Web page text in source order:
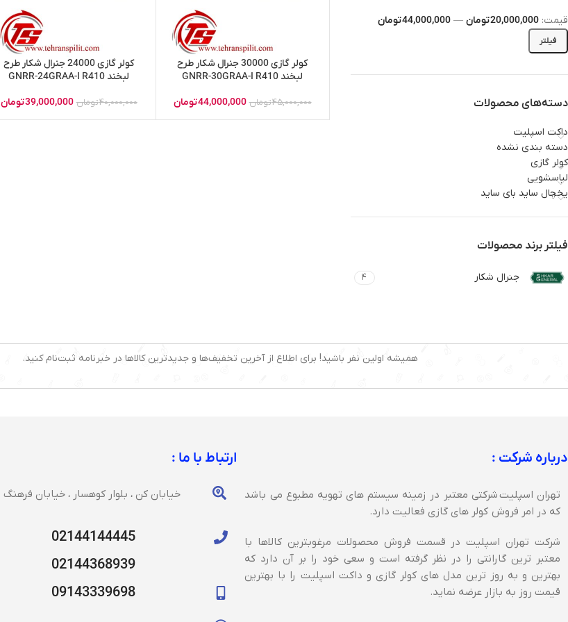
فیلتر
قیمت: 20,000,000 تومان — 44,000,000 تومان
دسته‌های محصولات
داکت اسپلیت
دسته بندی نشده
کولر گازی
لباسشویی‌
یخچال ساید بای ساید
فیلتر برند محصولات
جنرال شکار 4
کولر گازی 30000 جنرال شکار طرح
لبخند GNRR-30GRAA-I R410
45,000,000تومان 44,000,000تومان
کولر گازی 24000 جنرال شکار طرح
لبخند GNRR-24GRAA-I R410
40,000,000تومان 39,000,000تومان
همیشه اولین نفر باشید! برای اطلاع از آخرین تخفیف‌ها و جدیدترین کالاها در خبرنامه ثبت‌نام کنید.
درباره شرکت :
تهران اسپلیت شرکتی معتبر در زمینه سیستم های تهویه مطبوع می باشد
که در امر فروش کولر های گازی فعالیت دارد.
شرکت تهران اسپلیت در قسمت فروش محصولات مرغوبترین کالاها با
معتبر ترین گارانتی را در نظر گرفته است و سعی خود را بر آن دارد که
بهترین و به روز ترین مدل های کولر گازی و داکت اسپلیت را با بهترین
قیمت روز به بازار عرضه نماید.
ارتباط با ما :
خیابان کن ، بلوار کوهسار ، خیابان فرهنگ
02144144445
02144368939
09143339698